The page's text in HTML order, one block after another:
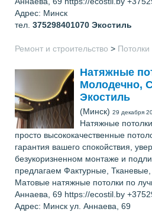
Адрес: Минск
тел. 375298401070 Экостиль
Ремонт и строительство > Потолки
Натяжные
Молодечно,
Экостиль
(Минск) 29 декабря
Натяжные
просто высококачественные
гарантия вашего спокойствия,
безукоризненном монтаже и
предлагаем Фактурные,
Матовые натяжные потолки по
Аннаева, 69 https://ecostil.by
Адрес: Минск ул. Аннаева, 69